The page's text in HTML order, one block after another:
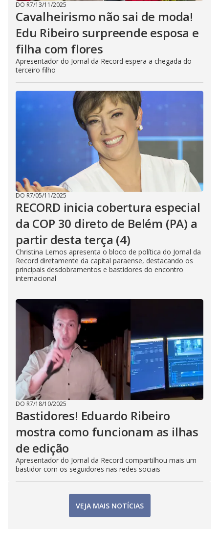
DO R7/13/11/2025
Cavalheirismo não sai de moda!
Edu Ribeiro surpreende esposa e
filha com flores
Apresentador do Jornal da Record espera a chegada do
terceiro filho
DO R7/05/11/2025
RECORD inicia cobertura especial
da COP 30 direto de Belém (PA) a
partir desta terça (4)
Christina Lemos apresenta o bloco de política do Jornal da
Record diretamente da capital paraense, destacando os
principais desdobramentos e bastidores do encontro
internacional
DO R7/18/10/2025
Bastidores! Eduardo Ribeiro
mostra como funcionam as ilhas
de edição
Apresentador do Jornal da Record compartilhou mais um
bastidor com os seguidores nas redes sociais
VEJA MAIS NOTÍCIAS